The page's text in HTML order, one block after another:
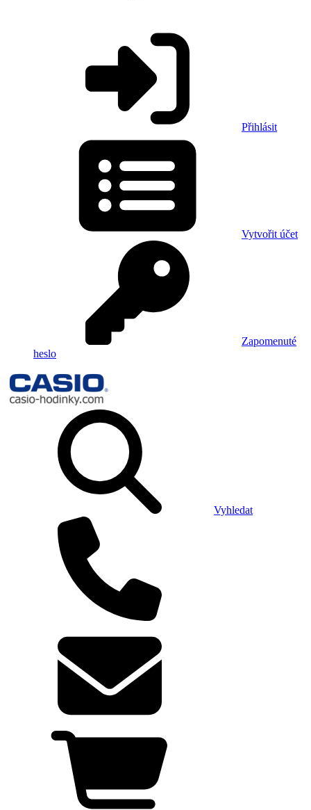
Přihlásit
Vytvořit účet
Zapomenuté
heslo
Vyhledat